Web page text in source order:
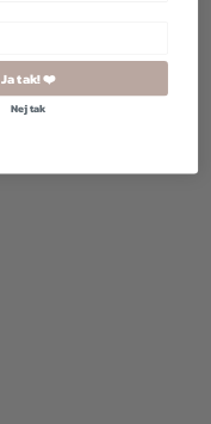
Ja tak! ❤️
Nej tak